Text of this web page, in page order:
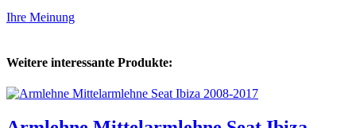
Ihre Meinung
Weitere interessante Produkte: